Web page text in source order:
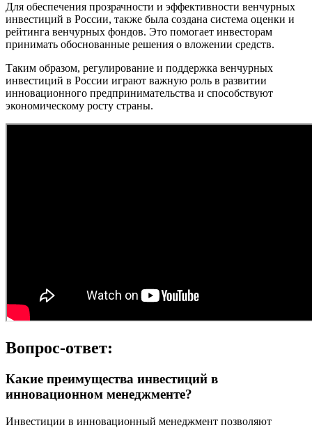
Для обеспечения прозрачности и эффективности венчурных
инвестиций в России, также была создана система оценки и
рейтинга венчурных фондов. Это помогает инвесторам
принимать обоснованные решения о вложении средств.
Таким образом, регулирование и поддержка венчурных
инвестиций в России играют важную роль в развитии
инновационного предпринимательства и способствуют
экономическому росту страны.
Вопрос-ответ:
Какие преимущества инвестиций в
инновационном менеджменте?
Инвестиции в инновационный менеджмент позволяют